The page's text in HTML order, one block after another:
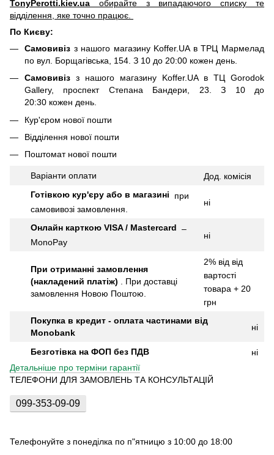
TonyPerotti.kiev.ua обирайте з випадаючого списку те
відділення, яке точно працює.
По Києву:
Самовивіз з нашого магазину Koffer.UA в ТРЦ Мармелад
по вул. Борщагівська, 154. З 10 до 20:00 кожен день.
Самовивіз з нашого магазину Koffer.UA в ТЦ Gorodok
Gallery, проспект Степана Бандери, 23. З 10 до
20:30 кожен день.
Кур'єром нової пошти
Відділення нової пошти
Поштомат нової пошти
Варіанти оплати Дод. комісія
Готівкою кур'єру або в магазині при
самовивозі замовлення.
ні
Онлайн карткою VISA / Mastercard –
MonoPay
ні
При отриманні замовлення
(накладений платіж)
При доставці
замовлення Новою Поштою.
2% від від
вартості
товара + 20
грн
Покупка в кредит - оплата частинами від
Monobank
ні
Безготівка на ФОП без ПДВ
ні
Детальніше про терміни гарантії
ТЕЛЕФОНИ ДЛЯ ЗАМОВЛЕНЬ ТА КОНСУЛЬТАЦІЙ
099-353-09-09
Телефонуйте з понеділка по п"ятницю з 10:00 до 18:00